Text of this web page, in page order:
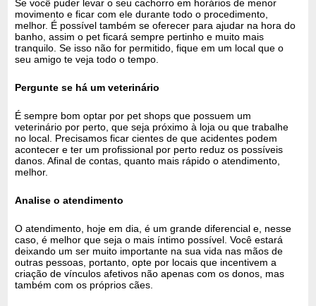
Se você puder levar o seu cachorro em horários de menor
movimento e ficar com ele durante todo o procedimento,
melhor. É possível também se oferecer para ajudar na hora do
banho, assim o pet ficará sempre pertinho e muito mais
tranquilo. Se isso não for permitido, fique em um local que o
seu amigo te veja todo o tempo.
Pergunte se há um veterinário
É sempre bom optar por pet shops que possuem um
veterinário por perto, que seja próximo à loja ou que trabalhe
no local. Precisamos ficar cientes de que acidentes podem
acontecer e ter um profissional por perto reduz os possíveis
danos. Afinal de contas, quanto mais rápido o atendimento,
melhor.
Analise o atendimento
O atendimento, hoje em dia, é um grande diferencial e, nesse
caso, é melhor que seja o mais íntimo possível. Você estará
deixando um ser muito importante na sua vida nas mãos de
outras pessoas, portanto, opte por locais que incentivem a
criação de vínculos afetivos não apenas com os donos, mas
também com os próprios cães.